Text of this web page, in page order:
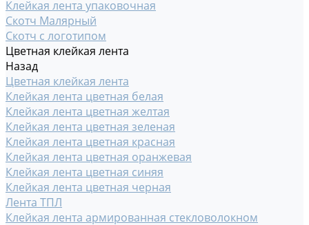
Клейкая лента упаковочная
Скотч Малярный
Скотч с логотипом
Цветная клейкая лента
Назад
Цветная клейкая лента
Клейкая лента цветная белая
Клейкая лента цветная желтая
Клейкая лента цветная зеленая
Клейкая лента цветная красная
Клейкая лента цветная оранжевая
Клейкая лента цветная синяя
Клейкая лента цветная черная
Лента ТПЛ
Клейкая лента армированная стекловолокном